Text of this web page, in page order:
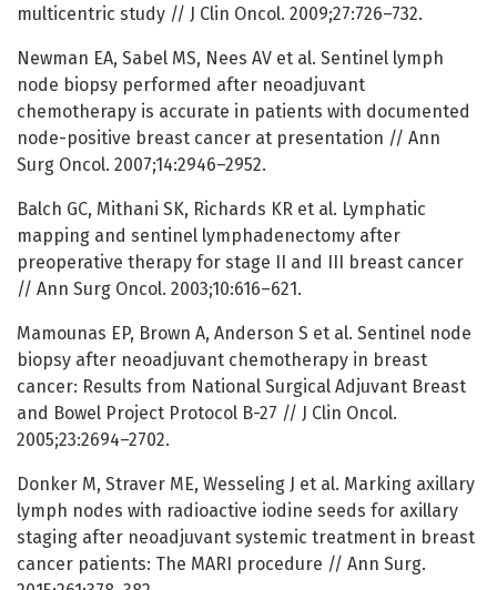
multicentric study // J Clin Oncol. 2009;27:726–732.
Newman EA, Sabel MS, Nees AV et al. Sentinel lymph
node biopsy performed after neoadjuvant
chemotherapy is accurate in patients with documented
node-positive breast cancer at presentation // Ann
Surg Oncol. 2007;14:2946–2952.
Balch GC, Mithani SK, Richards KR et al. Lymphatic
mapping and sentinel lymphadenectomy after
preoperative therapy for stage II and III breast cancer
// Ann Surg Oncol. 2003;10:616–621.
Mamounas EP, Brown A, Anderson S et al. Sentinel node
biopsy after neoadjuvant chemotherapy in breast
cancer: Results from National Surgical Adjuvant Breast
and Bowel Project Protocol B-27 // J Clin Oncol.
2005;23:2694–2702.
Donker M, Straver ME, Wesseling J et al. Marking axillary
lymph nodes with radioactive iodine seeds for axillary
staging after neoadjuvant systemic treatment in breast
cancer patients: The MARI procedure // Ann Surg.